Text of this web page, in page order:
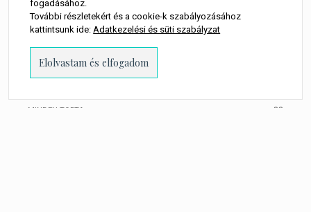
ÉDES APRÓSÜTEMÉNYEK ÉS MACARONOK
APRÓSÜTEMÉNYEK
MENTES APRÓSÜTEMÉNYEK
SÓS APRÓSÜTEMÉNY
MINDEN TORTA 83
fogadásához.
További részletekért és a cookie-k szabályozásához
kattintsunk ide:Adatkezelési és süti szabályzat